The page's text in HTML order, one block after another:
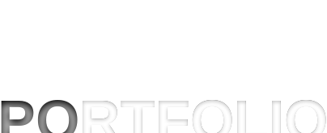
PORTFOLIO